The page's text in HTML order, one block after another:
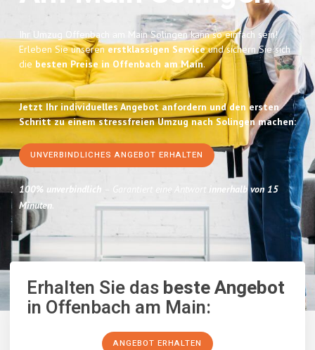
Ihr Umzug Offenbach am Main Solingen kann so einfach sein!
Erleben Sie unserenerstklassigen Serviceund sichern Sie sich
die besten Preise in Offenbach am Main.
Jetzt Ihr individuelles Angebot anfordern und den ersten
Schritt zu einem stressfreien Umzug nach Solingen machen:
UNVERBINDLICHES ANGEBOT ERHALTEN
100% unverbindlich – Garantiert eine Antwort innerhalb von 15
Minuten.
Erhalten Sie dasbeste Angebot
in Offenbach am Main:
ANGEBOT ERHALTEN